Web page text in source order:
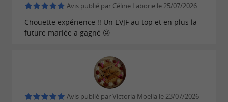
Avis publié par Céline Laborie le 25/07/2026
Chouette expérience !! Un EVJF au top et en plus la
future mariée a gagné 😜
Avis publié par Victoria Moella le 23/07/2026